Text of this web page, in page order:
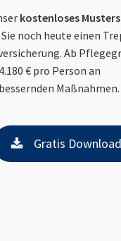
kostenloses
noch heute einen
Ab
€ pro Person an
Maßnahmen.
Gratis Download